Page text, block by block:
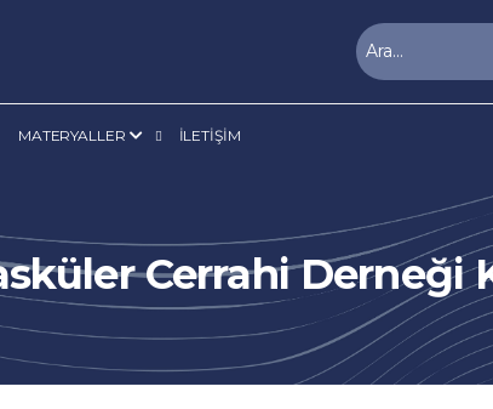
MATERYALLER İLETİŞİM
Cerrahi Derneği